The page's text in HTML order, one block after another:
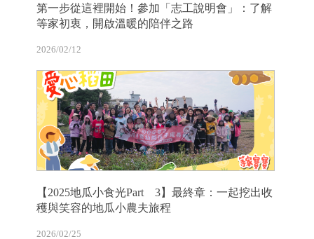
第一步從這裡開始！參加「志工說明會」：了解
等家初衷，開啟溫暖的陪伴之路
2026/02/12
【2025地瓜小食光Part 3】最終章：一起挖出收
穫與笑容的地瓜小農夫旅程
2026/02/25